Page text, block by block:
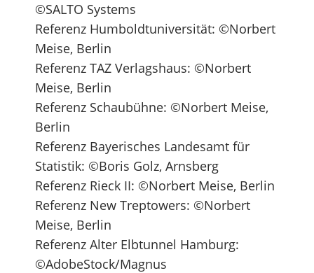
©SALTO Systems
Referenz Humboldtuniversität: ©Norbert
Meise, Berlin
Referenz TAZ Verlagshaus: ©Norbert
Meise, Berlin
Referenz Schaubühne: ©Norbert Meise,
Berlin
Referenz Bayerisches Landesamt für
Statistik: ©Boris Golz, Arnsberg
Referenz Rieck II: ©Norbert Meise, Berlin
Referenz New Treptowers: ©Norbert
Meise, Berlin
Referenz Alter Elbtunnel Hamburg:
©AdobeStock/Magnus